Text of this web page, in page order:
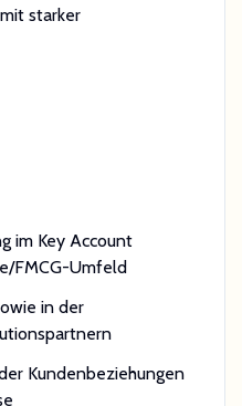
starker
im Key Account
FMCG-Umfeld
in der
Kundenbeziehungen